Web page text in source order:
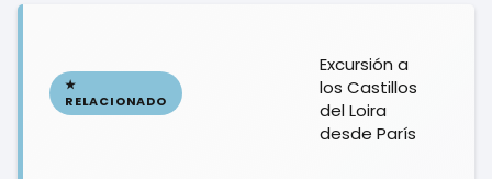
Excursión a
los Castillos
del Loira
desde París